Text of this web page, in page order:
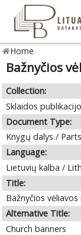
Home
Bažnyčios
Collection:
Sklaidos
Document Type:
Knygų dalys /
Language:
Lietuvių kalba /
Title:
Bažnyčios vėliavos
Alternative Title:
Church banners